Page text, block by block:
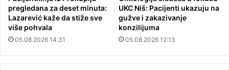
pregledana za deset minuta:
Lazarević kaže da stiže sve
više pohvala
05.08.2026 14:31
UKC Niš: Pacijenti ukazuju na
gužve i zakazivanje
konzilijuma
05.08.2026 12:13